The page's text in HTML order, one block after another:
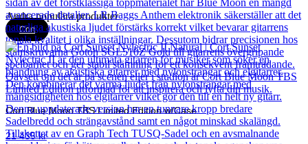
Andra populära produkter
Cort
Cort Blue Moon TBS Limited Edition w/Case
21 435kr